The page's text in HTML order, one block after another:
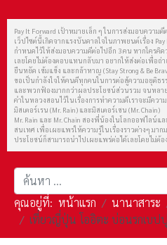
Pay It Forward เป้าหมายเล็ก ๆ ในการส่งมอบความดี
เว็ปไซต์นี้เกิดจากแรงบันดาลใจในภาพยนต์เรื่อง
กำหนดไว้ให้ส่งมอบความดีต่อไปอีก 3 คน หากใครคิ
เลยโดยไม่ต้องตอบแทนกลับมา อยากให้ส่งต่อเพื่อถ่
ยืนหยัด เข้มแข็ง และกล้าหาญ (Stay Strong & Be
ขอเป็นกำลังใจให้คนดีทุกคนในการต่อสู้ความอยุติธ
และพวกฟ้องมากกว่าผลประโยชน์ส่วนรวม จนหลา
คำในหลวงสอนไว้ในเรื่องการทำความดีเราจะมีควา
มิสเตอร์เรน (Mr. Rain) และมิสเตอร์เชน (Mr. Chain)
Mr. Rain และ Mr. Chain สองพี่น้องในโลกออฟไลน์
สนเทศ เพื่อเผยแพร่ให้ความรู้ในเรื่องราวต่างๆ มา
ประโยชน์ก็สามารถนำไปเผยแพร่ต่อได้เลยโดยไม่ต้
การค้นหา
คุณอยู่ที่: หน้าแรก นานาสาระ
เที่ยวญี่ปุ่น โออิตะ บ่อนรกเบป